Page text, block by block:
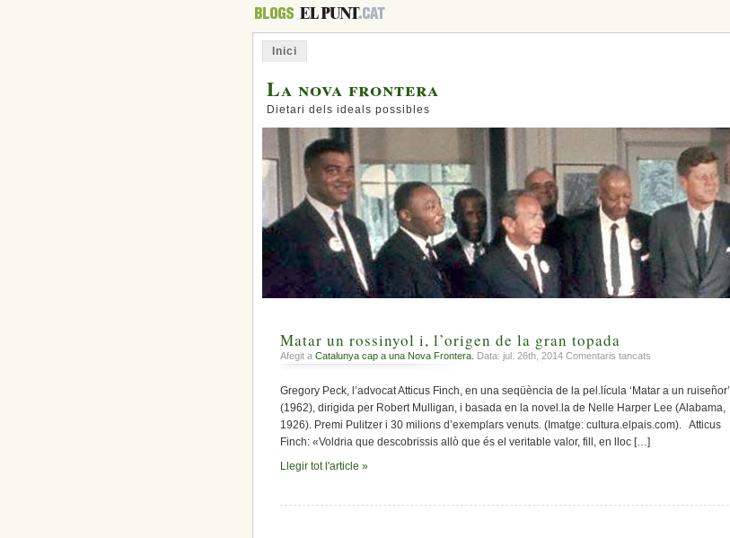
Inici
La nova frontera
Dietari dels ideals possibles
Matar un rossinyol i, l’origen de la gran topada
Afegit a Catalunya cap a una Nova Frontera. Data: jul. 26th, 2014 Comentaris tancats
l’origen
Gregory Peck, l’advocat Atticus Finch, en una seqüència de la pel.lícula ‘Matar a un ruiseñor’
(1962), dirigida per Robert Mulligan, i basada en la novel.la de Nelle Harper Lee (Alabama,
1926). Premi Pulitzer i 30 milions d’exemplars venuts. (Imatge: cultura.elpais.com). Atticus
Finch: «Voldria que descobrissis allò que és el veritable valor, fill, en lloc […]
Llegir tot l'article »